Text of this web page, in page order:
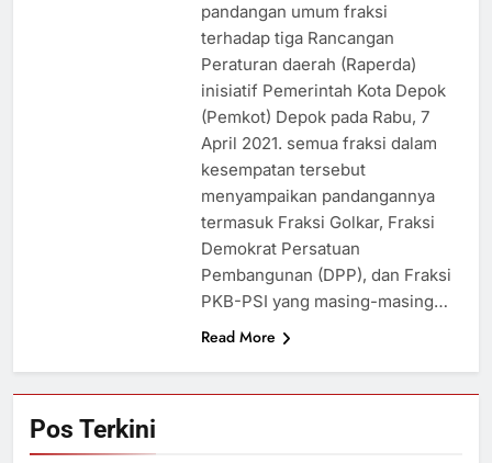
pandangan umum fraksi
terhadap tiga Rancangan
Peraturan daerah (Raperda)
inisiatif Pemerintah Kota Depok
(Pemkot) Depok pada Rabu, 7
April 2021. semua fraksi dalam
kesempatan tersebut
menyampaikan pandangannya
termasuk Fraksi Golkar, Fraksi
Demokrat Persatuan
Pembangunan (DPP), dan Fraksi
PKB-PSI yang masing-masing…
Read More
Pos Terkini